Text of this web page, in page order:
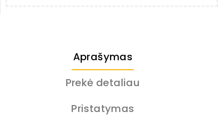
Aprašymas
Prekė detaliau
Pristatymas